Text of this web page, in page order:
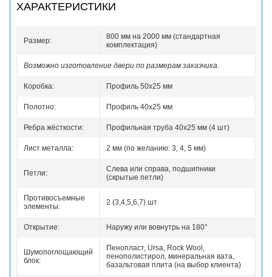
ХАРАКТЕРИСТИКИ
Размер:
800 мм на 2000 мм (стандартная
комплектация)
Возможно изготовление двери по размерам заказчика.
Коробка: Профиль 50x25 мм
Полотно: Профиль 40x25 мм
Ребра жёсткости: Профильная труба 40х25 мм (4 шт)
Лист металла: 2 мм (по желанию: 3, 4, 5 мм)
Петли:
Слева или справа, подшипники
(скрытые петли)
Противосъемные
элементы:
2 (3,4,5,6,7) шт
Открытие: Наружу или вовнутрь на 180°
Шумопоглощающий
блок:
Пенопласт, Ursa, Rock Wool,
пенополистирол, минеральная вата,
базальтовая плита (на выбор клиента)